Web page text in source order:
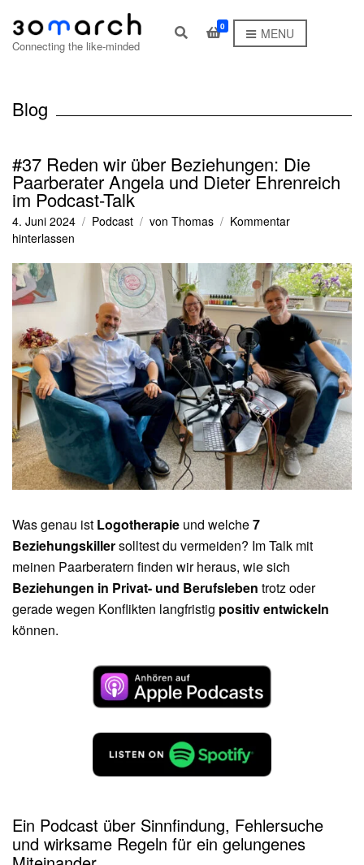
Connecting the like-minded
E
s
c
h
r
0 MENU
Blog
#37 Reden wir über Beziehungen: Die
Paarberater Angela und Dieter Ehrenreich
im Podcast-Talk
4. Juni 2024 Podcast von Thomas
Kommentar
hinterlassen
Reden
Beziehungen:
Die
Paarberater
Angela
und
Dieter
Ehrenreich
im
Podcast-
Talk
Was genau ist Logotherapie und welche7
Beziehungskillersolltest du vermeiden? Im Talk mit
meinen Paarberatern finden wir heraus, wie sich
Beziehungen in Privat- und Berufsleben trotz oder
gerade wegen Konflikten langfristig positiv entwickeln
können.
Ein Podcast über Sinnfindung, Fehlersuche
und wirksame Regeln für ein gelungenes